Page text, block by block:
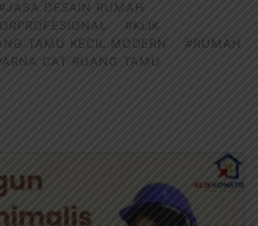
#JASA DESAIN RUMAH
#KLIK
TAMU KECIL MODERN
#RUMAH
CAT RUANG TAMU